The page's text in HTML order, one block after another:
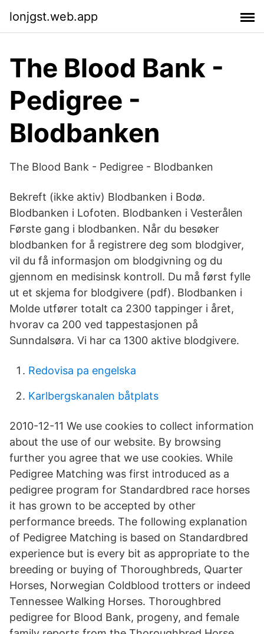
lonjgst.web.app
The Blood Bank -
Pedigree -
Blodbanken
The Blood Bank - Pedigree - Blodbanken
Bekreft (ikke aktiv) Blodbanken i Bodø.
Blodbanken i Lofoten. Blodbanken i Vesterålen
Første gang i blodbanken. Når du besøker
blodbanken for å registrere deg som blodgiver,
vil du få informasjon om blodgivning og du
gjennom en medisinsk kontroll. Du må først fylle
ut et skjema for blodgivere (pdf). Blodbanken i
Molde utfører totalt ca 2300 tappinger i året,
hvorav ca 200 ved tappestasjonen på
Sunndalsøra. Vi har ca 1300 aktive blodgivere.
Redovisa pa engelska
Karlbergskanalen båtplats
2010-12-11 We use cookies to collect information
about the use of our website. By browsing
further you agree that we use cookies. While
Pedigree Matching was first introduced as a
pedigree program for Standardbred race horses
it has grown to be accepted by other
performance breeds. The following explanation
of Pedigree Matching is based on Standardbred
experience but is every bit as appropriate to the
breeding or buying of Thoroughbreds, Quarter
Horses, Norwegian Coldblood trotters or indeed
Tennessee Walking Horses. Thoroughbred
pedigree for Blood Bank, progeny, and female